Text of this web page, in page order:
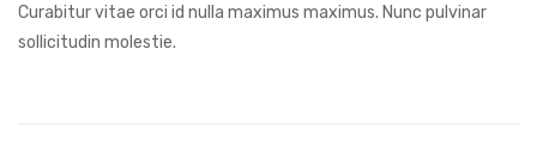
Curabitur vitae orci id nulla maximus maximus. Nunc pulvinar
sollicitudin molestie.